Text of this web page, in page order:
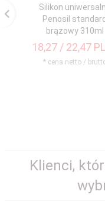
Silikon
Penosil standard
brązowy 310ml
18,27 / 22,47
* cena netto /
Klienci,